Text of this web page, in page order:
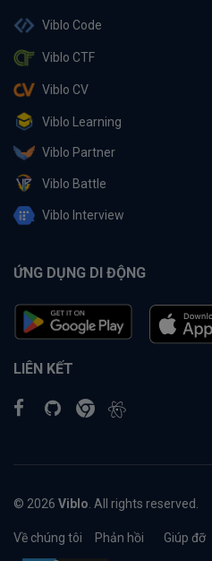
Viblo Code
Viblo CTF
Viblo CV
Viblo Learning
Viblo Partner
Viblo Battle
Viblo Interview
ỨNG DỤNG DI ĐỘNG
LIÊN KẾT
© 2026 Viblo . All rights reserved.
Về chúng tôi Phản hồi Giúp đỡ